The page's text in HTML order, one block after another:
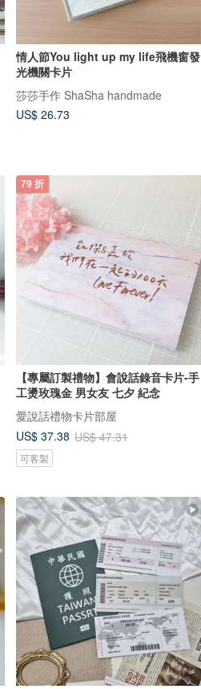
情人節You light up my life飛機窗發
光機關卡片
莎莎手作 ShaSha handmade
US$ 26.73
79 折
【專屬訂製禮物】會說話錄音卡片-手
工燙玫瑰金 男女友 七夕 紀念
愛說話禮物卡片部屋
US$ 37.38 US$ 47.31
可客製